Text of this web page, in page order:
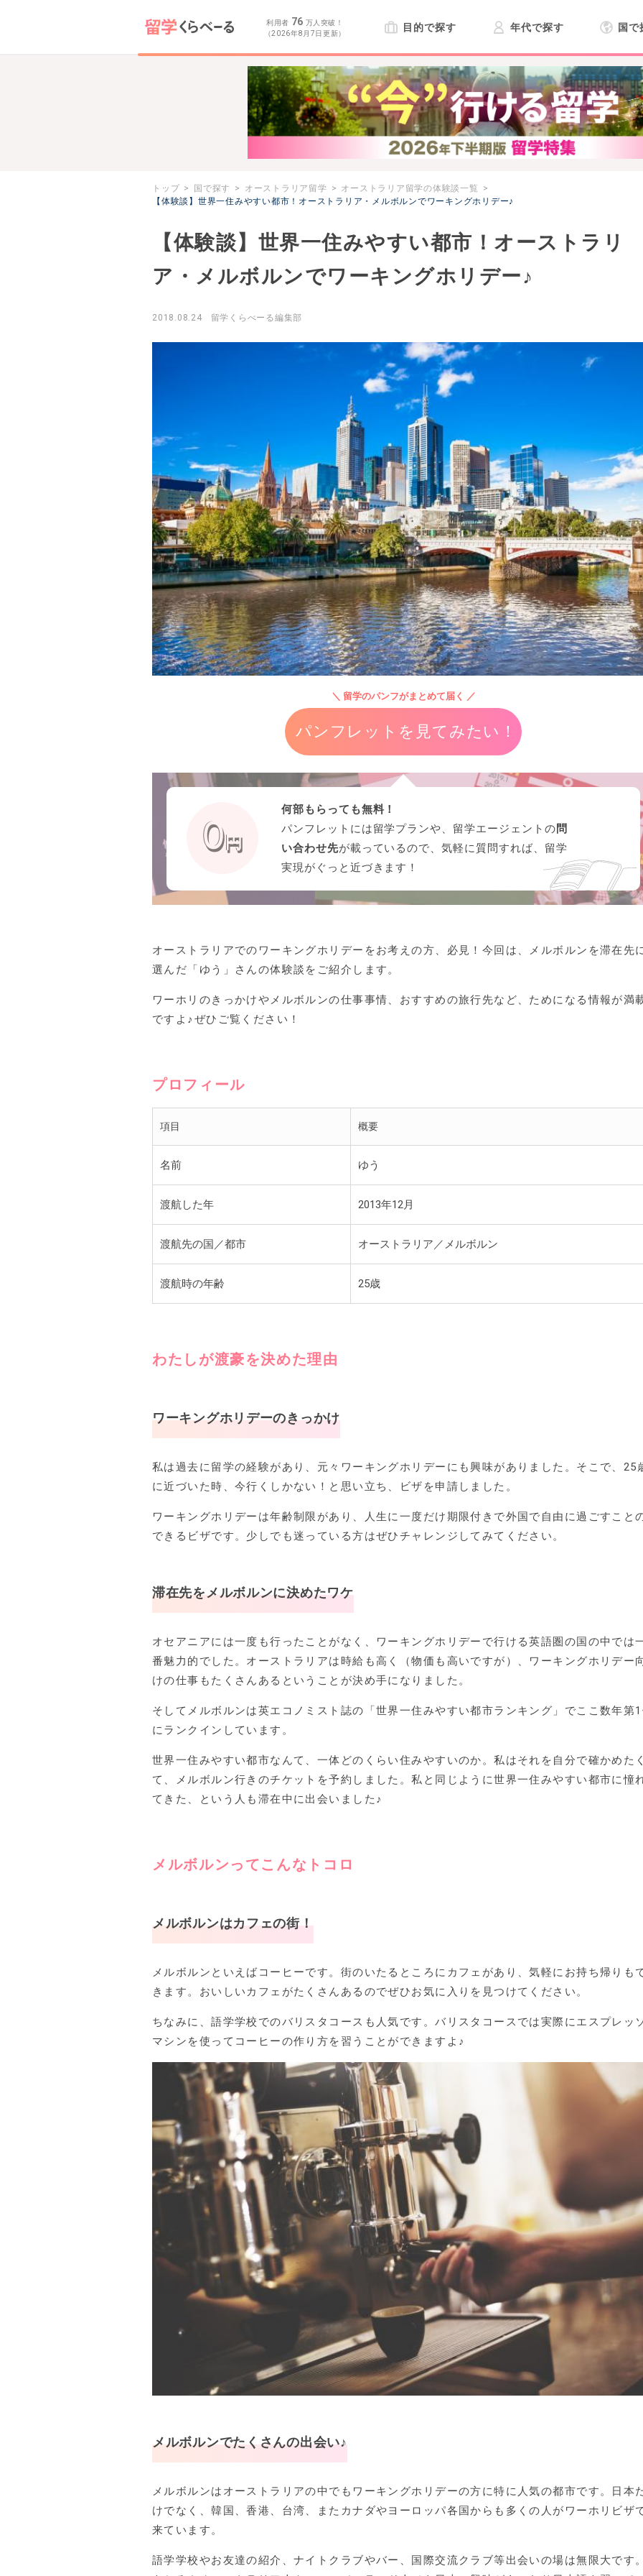
利用者 76 万人突破！
（2026年8月7日更新）
目的で探す 年代で探す 国で
トップ 国で探す オーストラリア留学
オーストラリア留学の体験談一覧
【体験談】世界一住みやすい都市！オーストラリア・メルボルンでワーキングホリデー♪
【体験談】世界一住みやすい都市！オーストラリ
ア・メルボルンでワーキングホリデー♪
2018.08.24 留学くらべーる編集部
＼ 留学のパンフがまとめて届く ／
パンフレットを見てみたい！
何部もらっても無料！
パンフレットには留学プランや、留学エージェントの問
い合わせ先が載っているので、気軽に質問すれば、留学
実現がぐっと近づきます！
オーストラリアでのワーキングホリデーをお考えの方、必見！今回は、メルボルンを滞在先
選んだ「ゆう」さんの体験談をご紹介します。
ワーホリのきっかけやメルボルンの仕事事情、おすすめの旅行先など、ためになる情報が満
ですよ♪ぜひご覧ください！
プロフィール
項目 概要
名前 ゆう
渡航した年 2013年12月
渡航先の国／都市 オーストラリア／メルボルン
渡航時の年齢 25歳
わたしが渡豪を決めた理由
ワーキングホリデーのきっかけ
私は過去に留学の経験があり、元々ワーキングホリデーにも興味がありました。そこで、25
に近づいた時、今行くしかない！と思い立ち、ビザを申請しました。
ワーキングホリデーは年齢制限があり、人生に一度だけ期限付きで外国で自由に過ごすこと
できるビザです。少しでも迷っている方はぜひチャレンジしてみてください。
滞在先をメルボルンに決めたワケ
オセアニアには一度も行ったことがなく、ワーキングホリデーで行ける英語圏の国の中では
番魅力的でした。オーストラリアは時給も高く（物価も高いですが）、ワーキングホリデー
けの仕事もたくさんあるということが決め手になりました。
そしてメルボルンは英エコノミスト誌の「世界一住みやすい都市ランキング」でここ数年第
にランクインしています。
世界一住みやすい都市なんて、一体どのくらい住みやすいのか。私はそれを自分で確かめた
て、メルボルン行きのチケットを予約しました。私と同じように世界一住みやすい都市に憧
てきた、という人も滞在中に出会いました♪
メルボルンってこんなトコロ
メルボルンはカフェの街！
メルボルンといえばコーヒーです。街のいたるところにカフェがあり、気軽にお持ち帰りも
きます。おいしいカフェがたくさんあるのでぜひお気に入りを見つけてください。
ちなみに、語学学校でのバリスタコースも人気です。バリスタコースでは実際にエスプレッ
マシンを使ってコーヒーの作り方を習うことができますよ♪
メルボルンでたくさんの出会い♪
メルボルンはオーストラリアの中でもワーキングホリデーの方に特に人気の都市です。日本
けでなく、韓国、香港、台湾、またカナダやヨーロッパ各国からも多くの人がワーホリビザ
来ています。
語学学校やお友達の紹介、ナイトクラブやバー、国際交流クラブ等出会いの場は無限大です